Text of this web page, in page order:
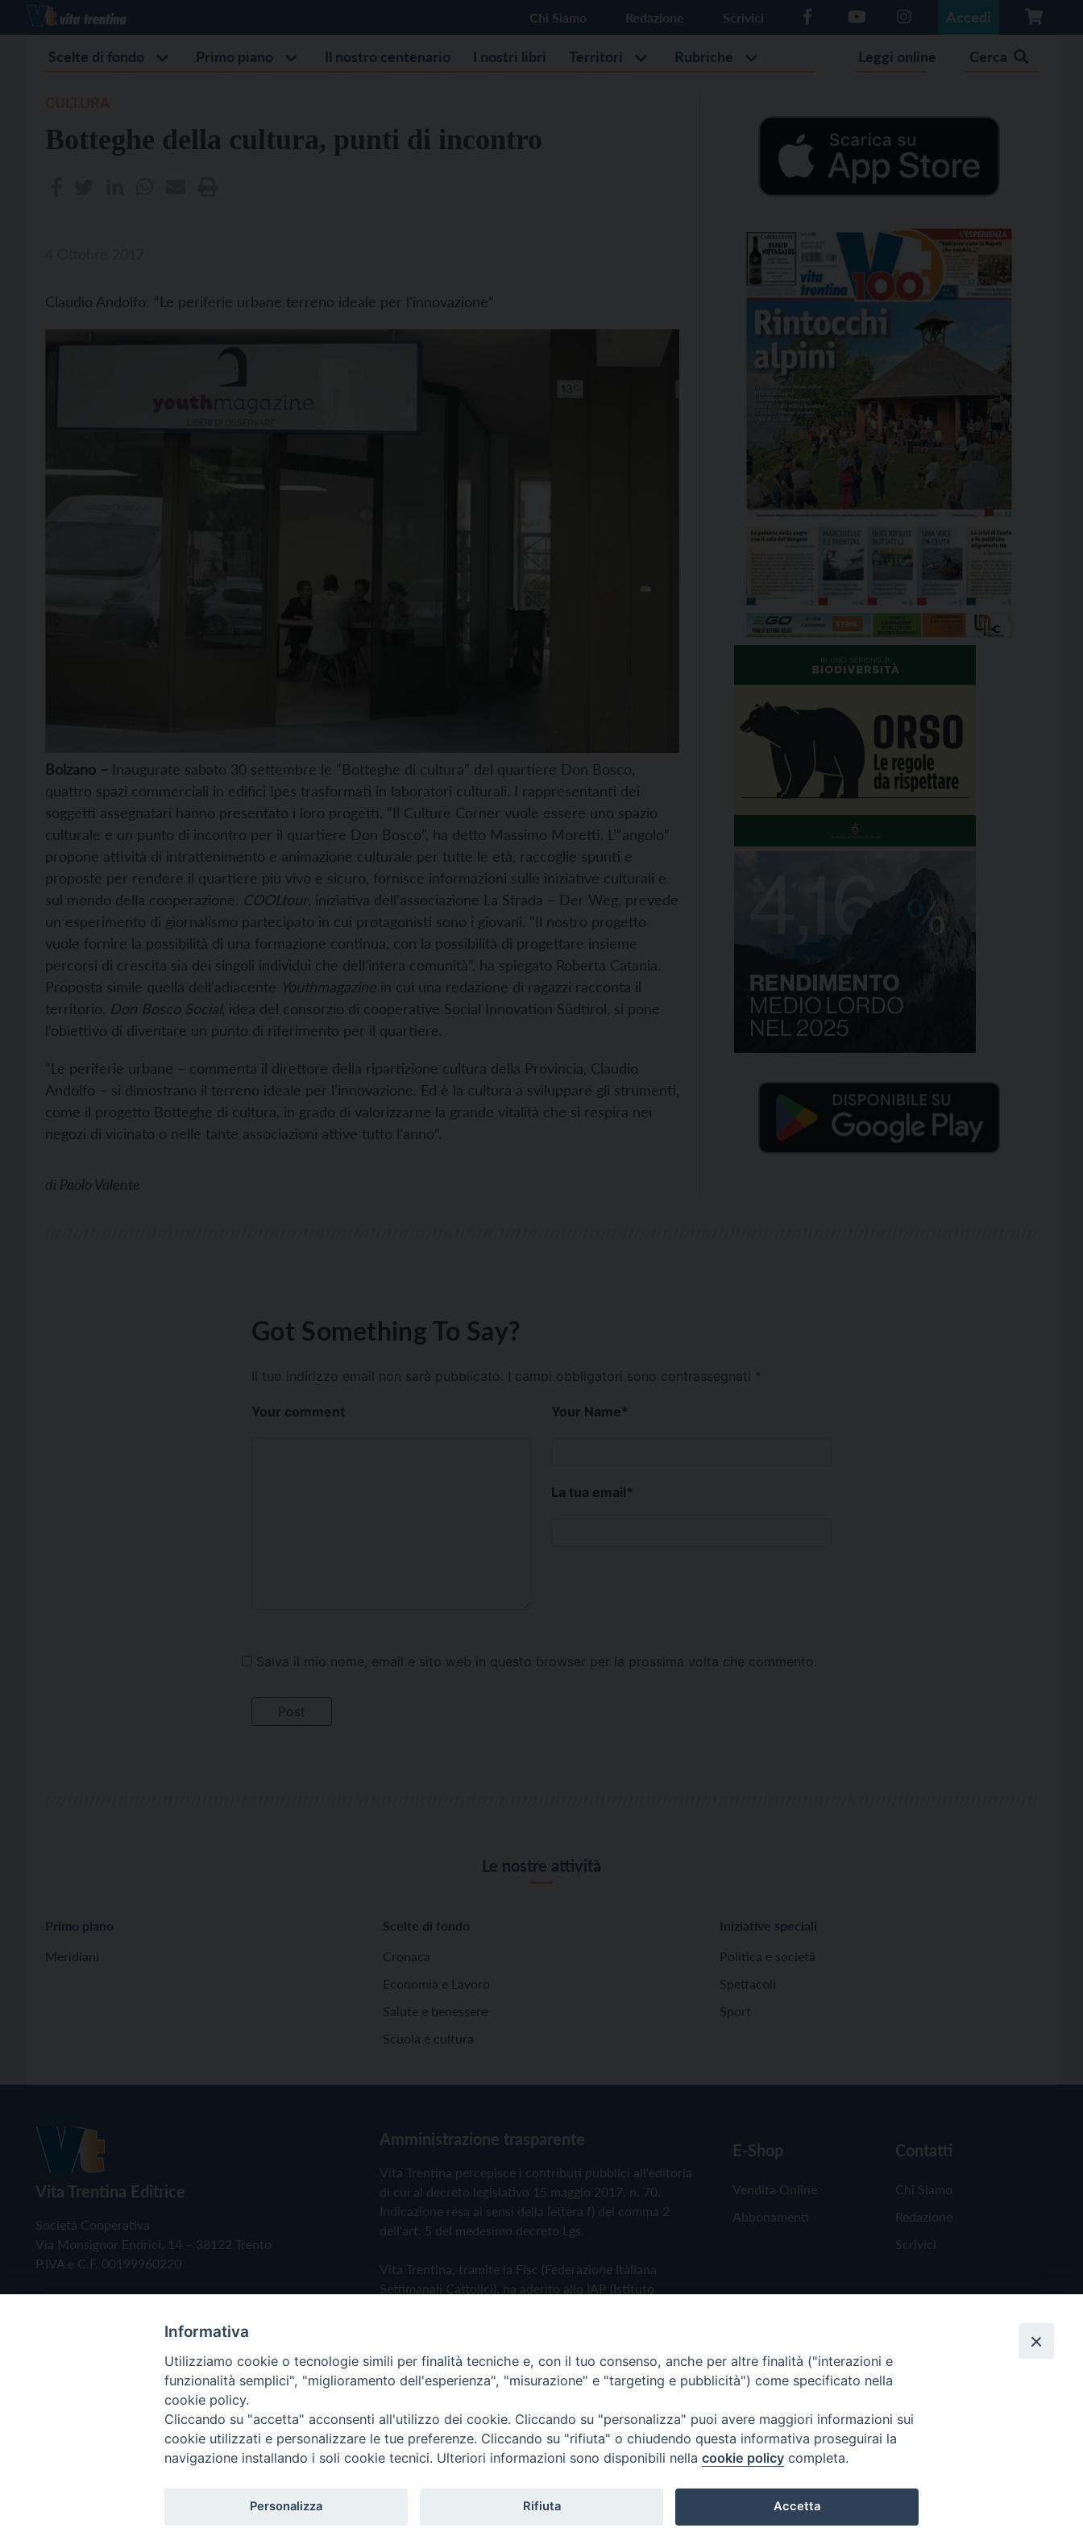
Chi Siamo Redazione Scrivici Accedi
Scelte di fondo Primo piano Il nostro centenario I nostri libri Territori Rubriche Leggi online Cerca
Botteghe della cultura, punti di incontro
Claudio Andolfo: “Le periferie urbane terreno ideale per l’innovazione”
Bolzano – Inaugurate sabato 30 settembre le “Botteghe di cultura” del quartiere Don Bosco,
quattro spazi commerciali in edifici Ipes trasformati in laboratori culturali. I rappresentanti dei
soggetti assegnatari hanno presentato i loro progetti. “Il Culture Corner vuole essere uno spazio
culturale e un punto di incontro per il quartiere Don Bosco”, ha detto Massimo Moretti. L’“angolo”
propone attività di intrattenimento e animazione culturale per tutte le età, raccoglie spunti e
proposte per rendere il quartiere più vivo e sicuro, fornisce informazioni sulle iniziative culturali e
sul mondo della cooperazione. COOLtour, iniziativa dell’associazione La Strada – Der Weg, prevede
un esperimento di giornalismo partecipato in cui protagonisti sono i giovani. “Il nostro progetto
vuole fornire la possibilità di una formazione continua, con la possibilità di progettare insieme
percorsi di crescita sia dei singoli individui che dell’intera comunità”, ha spiegato Roberta Catania.
Proposta simile quella dell’adiacente Youthmagazine in cui una redazione di ragazzi racconta il
territorio. Don Bosco Social, idea del consorzio di cooperative Social Innovation Südtirol, si pone
l’obiettivo di diventare un punto di riferimento per il quartiere.
“Le periferie urbane – commenta il direttore della ripartizione cultura della Provincia, Claudio
Andolfo – si dimostrano il terreno ideale per l’innovazione. Ed è la cultura a sviluppare gli strumenti,
come il progetto Botteghe di cultura, in grado di valorizzarne la grande vitalità che si respira nei
negozi di vicinato o nelle tante associazioni attive tutto l’anno”.
di Paolo Valente
Got Something To Say?
Il tuo indirizzo email non sarà pubblicato. I campi obbligatori sono contrassegnati *
Your comment Your Name*
La tua email*
Salva il mio nome, email e sito web in questo browser per la prossima volta che commento.
Le nostre attività
Primo piano
Meridiani
Scelte di fondo
Cronaca
Economia e Lavoro
Salute e benessere
Scuola e cultura
Iniziative speciali
Politica e società
Spettacoli
Sport
Vita Trentina Editrice
Società Cooperativa
Via Monsignor Endrici, 14 – 38122 Trento
P.IVA e C.F. 00199960220
Amministrazione trasparente
Vita Trentina percepisce i contributi pubblici all'editoria
di cui al decreto legislativo 15 maggio 2017, n. 70.
Indicazione resa ai sensi della lettera f) del comma 2
dell'art. 5 del medesimo decreto Lgs.
Vita Trentina, tramite la Fisc (Federazione Italiana
Settimanali Cattolici), ha aderito allo IAP (Istituto
Privacy Policy Cookie Policy
E-Shop
Vendita Online
Abbonamenti
Contatti
Chi Siamo
Redazione
Scrivici
Copyright © 2019 - Tutti i diritti riservati - Vita Trentina Editrice
Informativa
Utilizziamo cookie o tecnologie simili per finalità tecniche e, con il tuo consenso, anche per altre finalità ("interazioni e
funzionalità semplici", "miglioramento dell'esperienza", "misurazione" e "targeting e pubblicità") come specificato nella
cookie policy.
Cliccando su "accetta" acconsenti all'utilizzo dei cookie. Cliccando su "personalizza" puoi avere maggiori informazioni sui
cookie utilizzati e personalizzare le tue preferenze. Cliccando su "rifiuta" o chiudendo questa informativa proseguirai la
navigazione installando i soli cookie tecnici. Ulteriori informazioni sono disponibili nella cookie policy completa.
Personalizza Rifiuta Accetta